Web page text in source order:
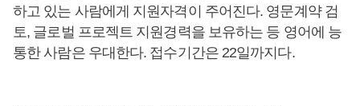
하고 있는 사람에게 지원자격이 주어진다. 영문계약 검
토, 글로벌 프로젝트 지원경력을 보유하는 등 영어에 능
통한 사람은 우대한다. 접수기간은 22일까지다.